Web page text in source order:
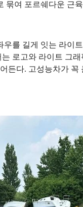
묶여 포르쉐다운 근
를 길게 잇는 라이
로고와 라이트 그
든다. 고성능차가